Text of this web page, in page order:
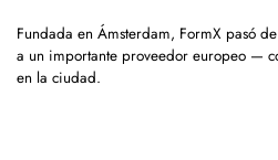
Fundada en Ámsterdam, FormX pasó
a un importante proveedor europeo —
en la ciudad.